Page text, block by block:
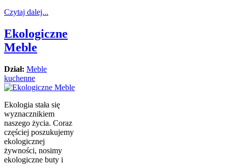
Czytaj dalej...
Ekologiczne
Meble
Dział: Meble
kuchenne
Ekologia stała się
wyznacznikiem
naszego życia. Coraz
częściej poszukujemy
ekologicznej
żywności, nosimy
ekologiczne buty i